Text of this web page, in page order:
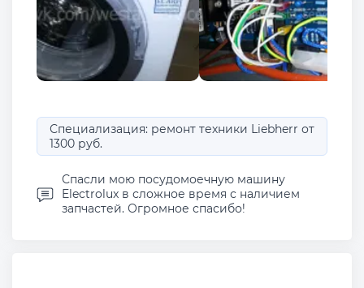
Специализация: ремонт техники Liebherr от
1300 руб.
Спасли мою посудомоечную машину
Electrolux в сложное время с наличием
запчастей. Огромное спасибо!